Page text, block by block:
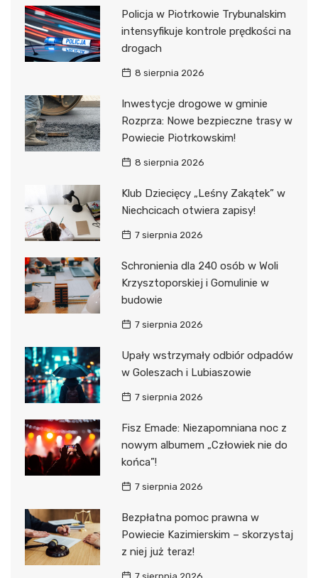
Policja w Piotrkowie Trybunalskim
intensyfikuje kontrole prędkości na
drogach
8 sierpnia 2026
Inwestycje drogowe w gminie
Rozprza: Nowe bezpieczne trasy w
Powiecie Piotrkowskim!
8 sierpnia 2026
Klub Dziecięcy „Leśny Zakątek” w
Niechcicach otwiera zapisy!
7 sierpnia 2026
Schronienia dla 240 osób w Woli
Krzysztoporskiej i Gomulinie w
budowie
7 sierpnia 2026
Upały wstrzymały odbiór odpadów
w Goleszach i Lubiaszowie
7 sierpnia 2026
Fisz Emade: Niezapomniana noc z
nowym albumem „Człowiek nie do
końca”!
7 sierpnia 2026
Bezpłatna pomoc prawna w
Powiecie Kazimierskim – skorzystaj
z niej już teraz!